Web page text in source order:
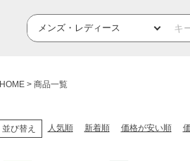
HOME 商品一覧
並び替え 人気順 新着順 価格が安い順